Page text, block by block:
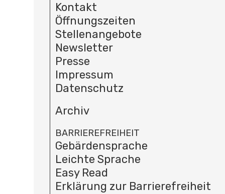
Kontakt
Öffnungszeiten
Stellenangebote
Newsletter
Presse
Impressum
Datenschutz
Archiv
BARRIEREFREIHEIT
Gebärdensprache
Leichte Sprache
Easy Read
Erklärung zur Barrierefreiheit